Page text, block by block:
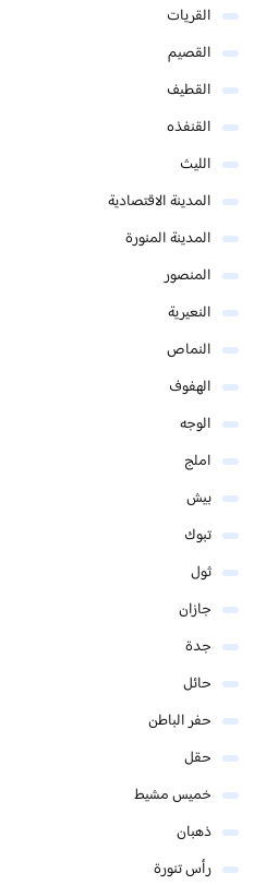
القريات
القصيم
القطيف
القنفذه
الليث
المدينة الاقتصادية
المدينة المنورة
المنصور
النعيرية
النماص
الهفوف
الوجه
املج
بيش
تبوك
ثول
جازان
جدة
حائل
حفر الباطن
حقل
خميس مشيط
ذهبان
رأس تنورة